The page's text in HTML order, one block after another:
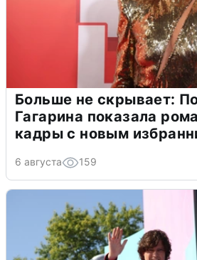
Больше не скрывает:
Гагарина показала
кадры с новым
6 августа 159